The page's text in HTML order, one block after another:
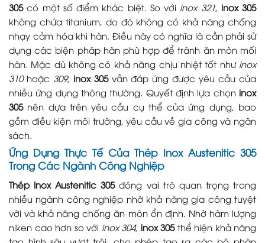
305có một số điểm khác biệt. So với inox 321, inox 305
không chứa titanium, do đó không có khả năng chống
nhạy cảm hóa khi hàn. Điều này có nghĩa là cần phải sử
dụng các biện pháp hàn phù hợp để tránh ăn mòn mối
hàn. Mặc dù không có khả năng chịu nhiệt tốt như inox
310hoặc 309, inox 305vẫn đáp ứng được yêu cầu của
nhiều ứng dụng thông thường. Quyết định lựa chọn inox
305nên dựa trên yêu cầu cụ thể của ứng dụng, bao
gồm điều kiện môi trường, yêu cầu về gia công và ngân
sách.
Ứng Dụng Thực Tế Của Thép Inox Austenitic 305
Trong Các Ngành Công Nghiệp
Thép Inox Austenitic 305đóng vai trò quan trọng trong
nhiều ngành công nghiệp nhờ khả năng gia công tuyệt
vời và khả năng chống ăn mòn ổn định. Nhờ hàm lượng
niken cao hơn so với inox 304, inox 305thể hiện khả năng